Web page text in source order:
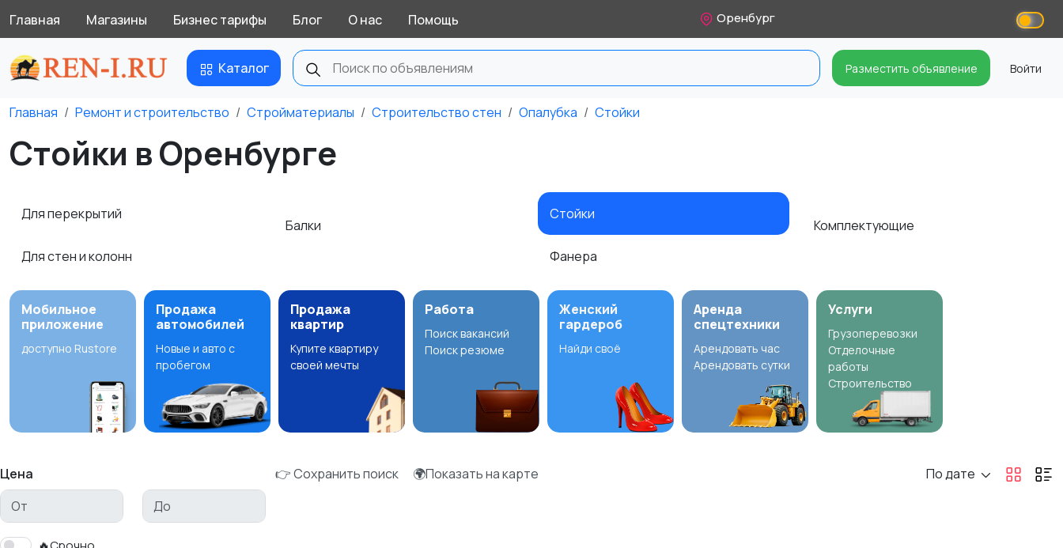
Главная Магазины Бизнес тарифы Блог О нас Помощь Оренбург
Каталог Разместить объявление Войти
Главная Ремонт и строительство Стройматериалы Строительство стен Опалубка Стойки
Стойки в Оренбурге
Для перекрытий
Для стен и колонн
Балки
Стойки
Фанера
Комплектующие
Мобильное
приложение
доступно Rustore
Продажа
автомобилей
Новые и авто с
пробегом
Продажа
квартир
Купите квартиру
своей мечты
Работа
Поиск вакансий
Поиск резюме
Женский
гардероб
Найди своё
Аренда
спецтехники
Арендовать час
Арендовать сутки
Услуги
Грузоперевозки
Отделочные
работы
Строительство
Цена 👉 Сохранить поиск 🌍Показать на карте По дате